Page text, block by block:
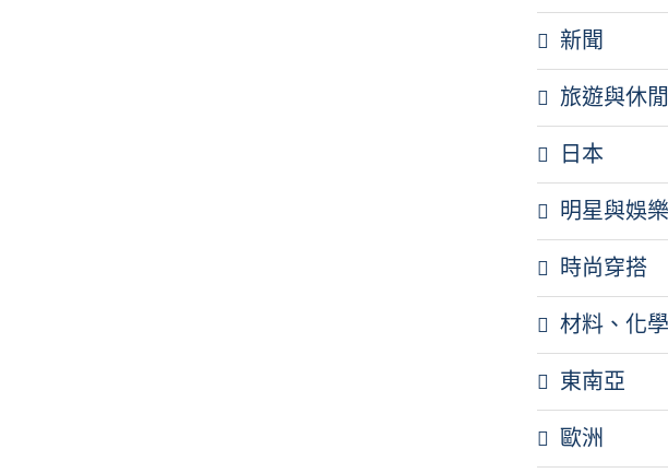
新聞
旅遊與休閒
日本
明星與娛樂
時尚穿搭
材料、化
東南亞
歐洲